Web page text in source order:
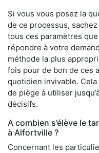
Si vous vous posez la
de ce processus,
tous ces paramètres
répondre à votre
méthode la plus
fois pour de bon de ces
quotidien invivable. Cela
de piège à utiliser
décisifs.
A combien s’élève le
à Alfortville ?
Concernant les